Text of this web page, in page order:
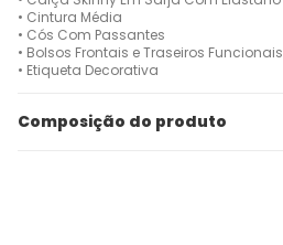
• Cintura Média
• Cós Com Passantes
• Bolsos Frontais e Traseiros Funcionais
• Etiqueta Decorativa
Composição do produto